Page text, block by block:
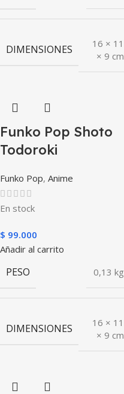
DIMENSIONES
16 × 11
× 9 cm
Funko Pop Shoto
Todoroki
Funko Pop, Anime
En stock
$ 99.000
Añadir al carrito
PESO 0,13 kg
DIMENSIONES
16 × 11
× 9 cm